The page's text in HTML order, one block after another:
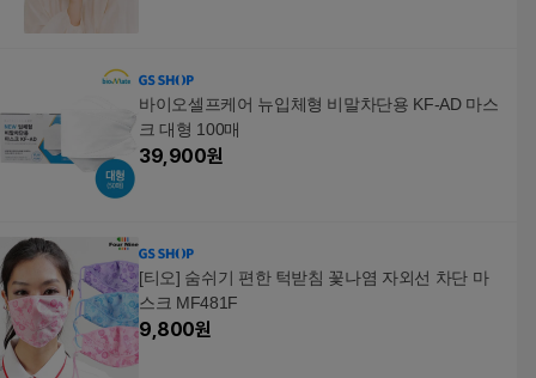
바이오셀프케어 뉴입체형 비말차단용 KF-AD 마스
크 대형 100매
39,900원
[티오] 숨쉬기 편한 턱받침 꽃나염 자외선 차단 마
스크 MF481F
9,800원